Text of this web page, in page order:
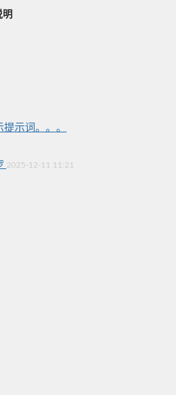
明
示词。。。
2025-12-11 11:21